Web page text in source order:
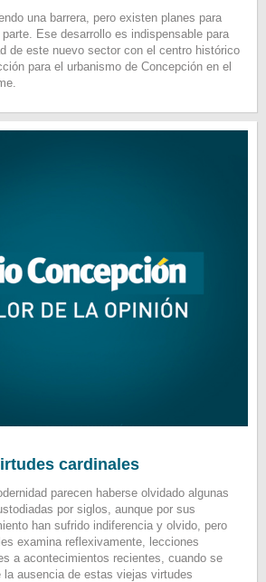
una barrera, pero existen planes para
Ese desarrollo es indispensable para
de este nuevo sector con el centro histórico
para el urbanismo de Concepción en el
cardinales
parecen haberse olvidado algunas
por siglos, aunque por sus
han sufrido indiferencia y olvido, pero
examina reflexivamente, lecciones
a acontecimientos recientes, cuando se
la ausencia de estas viejas virtudes